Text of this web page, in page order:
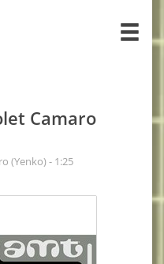
Camaro
(Yenko) - 1:25